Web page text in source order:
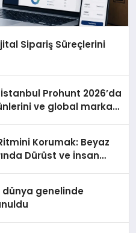
Sipariş Süreçlerini
Prohunt 2026’da
ve global marka
Korumak: Beyaz
Dürüst ve İnsan
dünya genelinde